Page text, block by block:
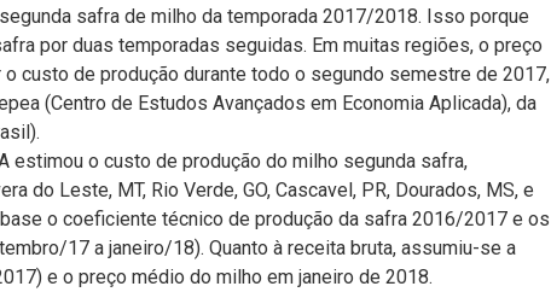
safra de milho da temporada 2017/2018. Isso porque
por duas temporadas seguidas. Em muitas regiões, o preço
custo de produção durante todo o segundo semestre de 2017,
(Centro de Estudos Avançados em Economia Aplicada), da
estimou o custo de produção do milho segunda safra,
do Leste, MT, Rio Verde, GO, Cascavel, PR, Dourados, MS, e
o coeficiente técnico de produção da safra 2016/2017 e os
17 a janeiro/18). Quanto à receita bruta, assumiu-se a
e o preço médio do milho em janeiro de 2018.